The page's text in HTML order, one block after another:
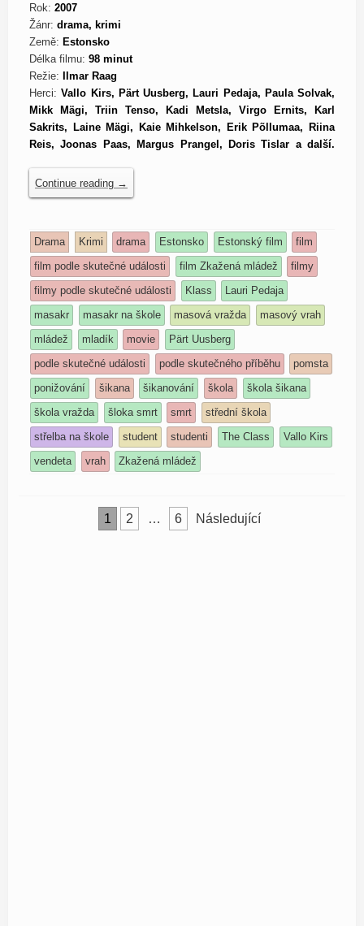
Rok: 2007
Žánr: drama, krimi
Země: Estonsko
Délka filmu: 98 minut
Režie:
Ilmar Raag
Herci:Vallo Kirs, Pärt Uusberg, Lauri Pedaja, Paula Solvak,
Mikk Mägi, Triin Tenso, Kadi Metsla, Virgo Ernits, Karl
Sakrits, Laine Mägi, Kaie Mihkelson, Erik Põllumaa, Riina
Reis, Joonas Paas, Margus Prangel, Doris Tislar a další.
Continue reading →
Drama Krimi drama Estonsko Estonský film
film
film podle skutečné události
film Zkažená mládež
filmy
filmy podle skutečné události
Klass
Lauri Pedaja
masakr
masakr na škole masová vražda
masový vrah
mládež
mladík movie
Pärt Uusberg
podle skutečné události
podle skutečného příběhu
pomsta
ponižování
šikana šikanování škola
škola šikana
škola vražda
šloka smrt smrt
střední škola
střelba na škole
student studenti The Class
Vallo Kirs
vendeta
vrah Zkažená mládež
1 2 … 6 Následující